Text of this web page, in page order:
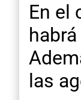
En el
las